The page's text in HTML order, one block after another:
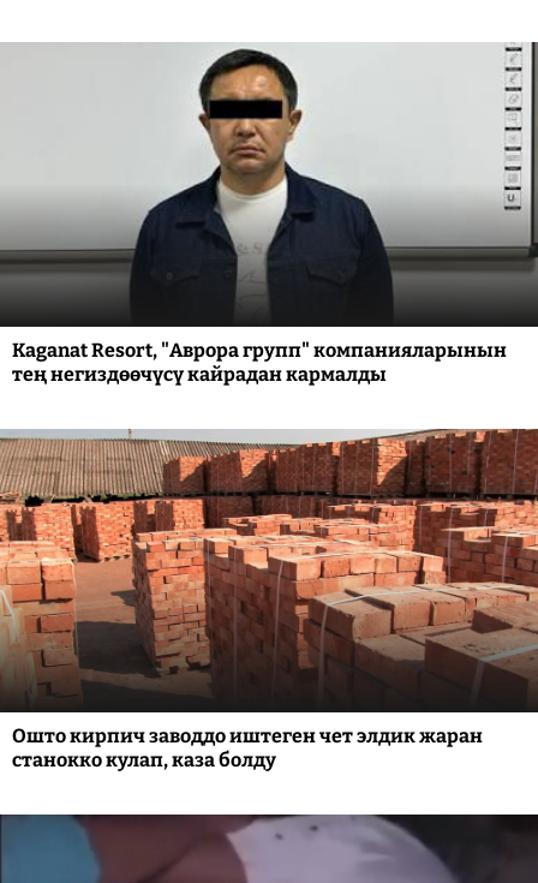
Kaganat Resort, "Аврора групп" компанияларынын
тең негиздөөчүсү кайрадан кармалды
Ошто кирпич заводдо иштеген чет элдик жаран
станокко кулап, каза болду